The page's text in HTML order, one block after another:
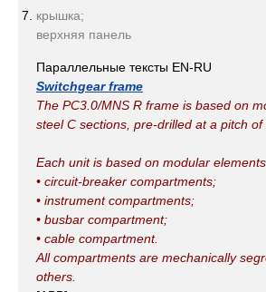
крышка;
верхняя панель
Параллельные тексты EN-RU
Switchgear frame
The PC3.0/MNS R frame is based on
steel C sections, pre-drilled at a pitch of
Each unit is based on modular
• circuit-breaker compartments;
• instrument compartments;
• busbar compartment;
• cable compartment.
All compartments are mechanically
others.